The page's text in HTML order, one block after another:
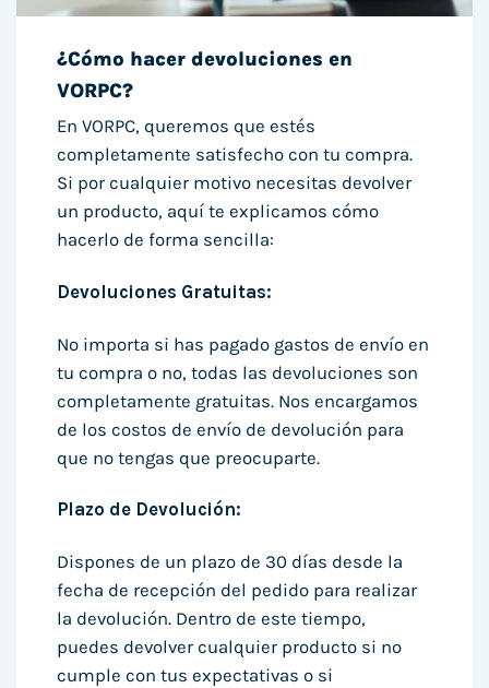
¿Cómo hacer devoluciones en
VORPC?
En VORPC, queremos que estés
completamente satisfecho con tu compra.
Si por cualquier motivo necesitas devolver
un producto, aquí te explicamos cómo
hacerlo de forma sencilla:
Devoluciones Gratuitas:
No importa si has pagado gastos de envío en
tu compra o no, todas las devoluciones son
completamente gratuitas. Nos encargamos
de los costos de envío de devolución para
que no tengas que preocuparte.
Plazo de Devolución:
Dispones de un plazo de 30 días desde la
fecha de recepción del pedido para realizar
la devolución. Dentro de este tiempo,
puedes devolver cualquier producto si no
cumple con tus expectativas o si